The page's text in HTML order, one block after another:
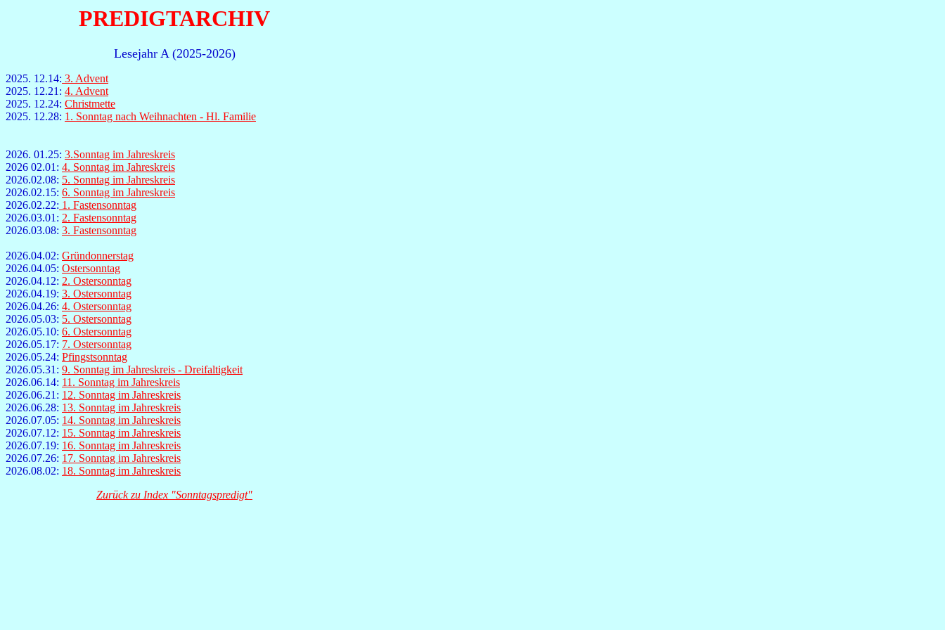
PREDIGTARCHIV
Lesejahr A (2025-2026)
2025. 12.14: 3. Advent
2025. 12.21: 4. Advent
2025. 12.24: Christmette
2025. 12.28: 1. Sonntag nach Weihnachten - Hl. Familie
2026. 01.25: 3.Sonntag im Jahreskreis
2026 02.01: 4. Sonntag im Jahreskreis
2026.02.08: 5. Sonntag im Jahreskreis
2026.02.15: 6. Sonntag im Jahreskreis
2026.02.22: 1. Fastensonntag
2026.03.01: 2. Fastensonntag
2026.03.08: 3. Fastensonntag
2026.04.02: Gründonnerstag
2026.04.05: Ostersonntag
2026.04.12: 2. Ostersonntag
2026.04.19: 3. Ostersonntag
2026.04.26: 4. Ostersonntag
2026.05.03: 5. Ostersonntag
2026.05.10: 6. Ostersonntag
2026.05.17: 7. Ostersonntag
2026.05.24: Pfingstsonntag
2026.05.31: 9. Sonntag im Jahreskreis - Dreifaltigkeit
2026.06.14: 11. Sonntag im Jahreskreis
2026.06.21: 12. Sonntag im Jahreskreis
2026.06.28: 13. Sonntag im Jahreskreis
2026.07.05: 14. Sonntag im Jahreskreis
2026.07.12: 15. Sonntag im Jahreskreis
2026.07.19: 16. Sonntag im Jahreskreis
2026.07.26: 17. Sonntag im Jahreskreis
2026.08.02: 18. Sonntag im Jahreskreis
Zurück zu Index "Sonntagspredigt"